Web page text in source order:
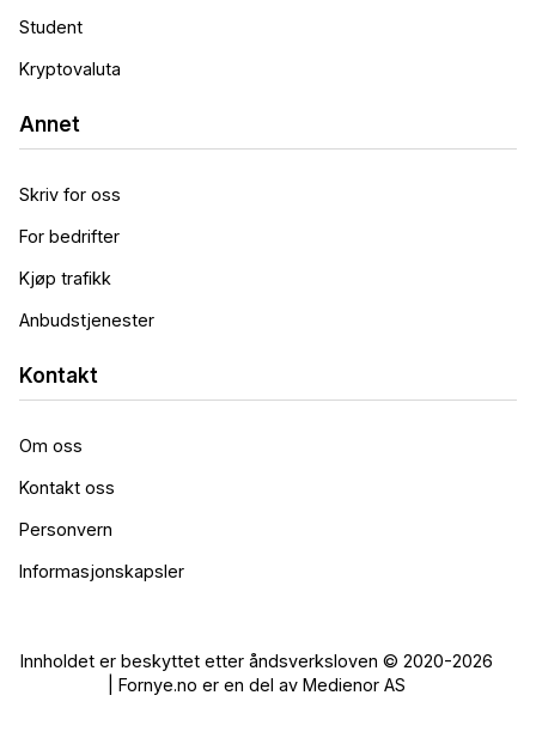
Student
Kryptovaluta
Annet
Skriv for oss
For bedrifter
Kjøp trafikk
Anbudstjenester
Kontakt
Om oss
Kontakt oss
Personvern
Informasjonskapsler
Innholdet er beskyttet etter åndsverksloven © 2020-2026
| Fornye.no er en del av Medienor AS